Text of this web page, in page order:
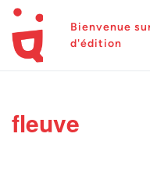
Bienvenue
d'édition
fleuve